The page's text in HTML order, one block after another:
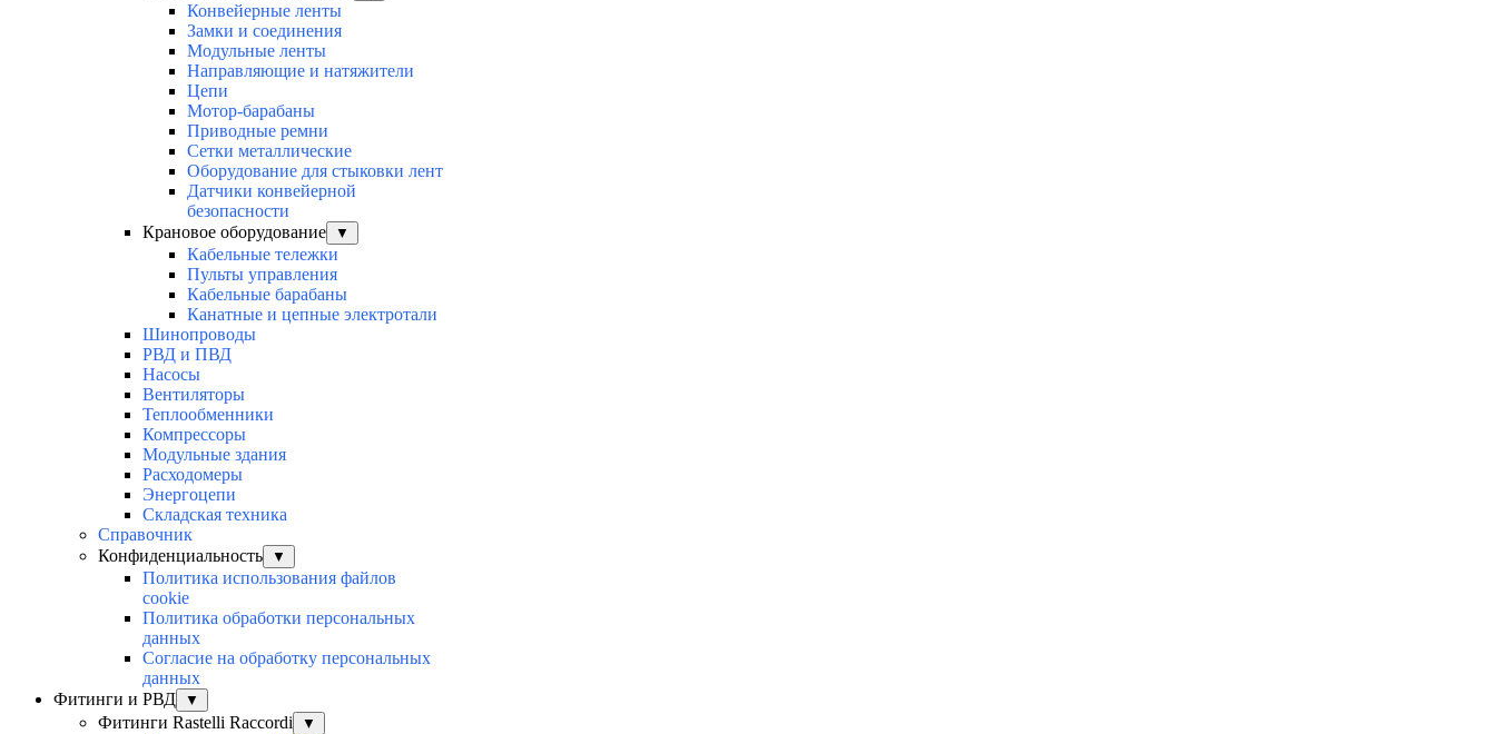
Конвейерные ленты
Замки и соединения
Модульные ленты
Направляющие и натяжители
Цепи
Мотор-барабаны
Приводные ремни
Сетки металлические
Оборудование для стыковки лент
Датчики конвейерной
безопасности
Крановое оборудование
▼
Кабельные тележки
Пульты управления
Кабельные барабаны
Канатные и цепные электротали
Шинопроводы
РВД и ПВД
Насосы
Вентиляторы
Теплообменники
Компрессоры
Модульные здания
Расходомеры
Энергоцепи
Складская техника
Справочник
Конфиденциальность
▼
Политика использования файлов
cookie
Политика обработки персональных
данных
Согласие на обработку персональных
данных
Фитинги и РВД
▼
Фитинги Rastelli Raccordi ▼